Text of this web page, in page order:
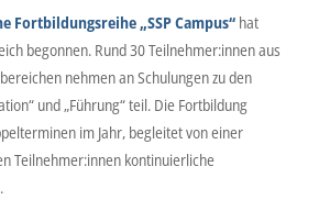
Fortbildungsreihe „SSP Campus“hat
begonnen. Rund 30 Teilnehmer:innen aus
nehmen an Schulungen zu den
und „Führung“ teil. Die Fortbildung
im Jahr, begleitet von einer
Teilnehmer:innen kontinuierliche